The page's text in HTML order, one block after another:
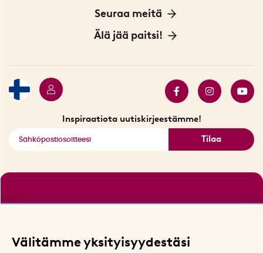
Yksityisyydensuoja
Sopimusehdot
Meistä
Myymälä Tukholmassa
Seuraa meitä
Innovaattoriblogi
Älä jää paitsi!
Inspiraatiota uutiskirjeestämme!
Tilaa
Välitämme yksityisyydestäsi